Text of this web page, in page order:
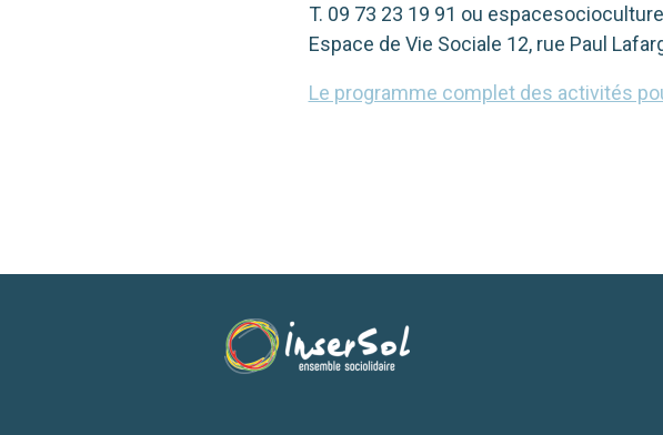
T. 09 73 23 19 91 ou
Espace de Vie Sociale 12, rue Paul
Le pro­gramme com­plet des acti­vi­tés